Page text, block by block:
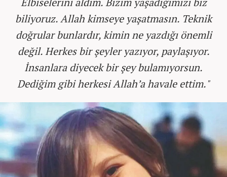
biliyoruz. Allah kimseye yaşatmasın. Teknik
doğrular bunlardır, kimin ne yazdığı önemli
değil. Herkes bir şeyler yazıyor, paylaşıyor.
İnsanlara diyecek bir şey bulamıyorsun.
Dediğim gibi herkesi Allah’a havale ettim."